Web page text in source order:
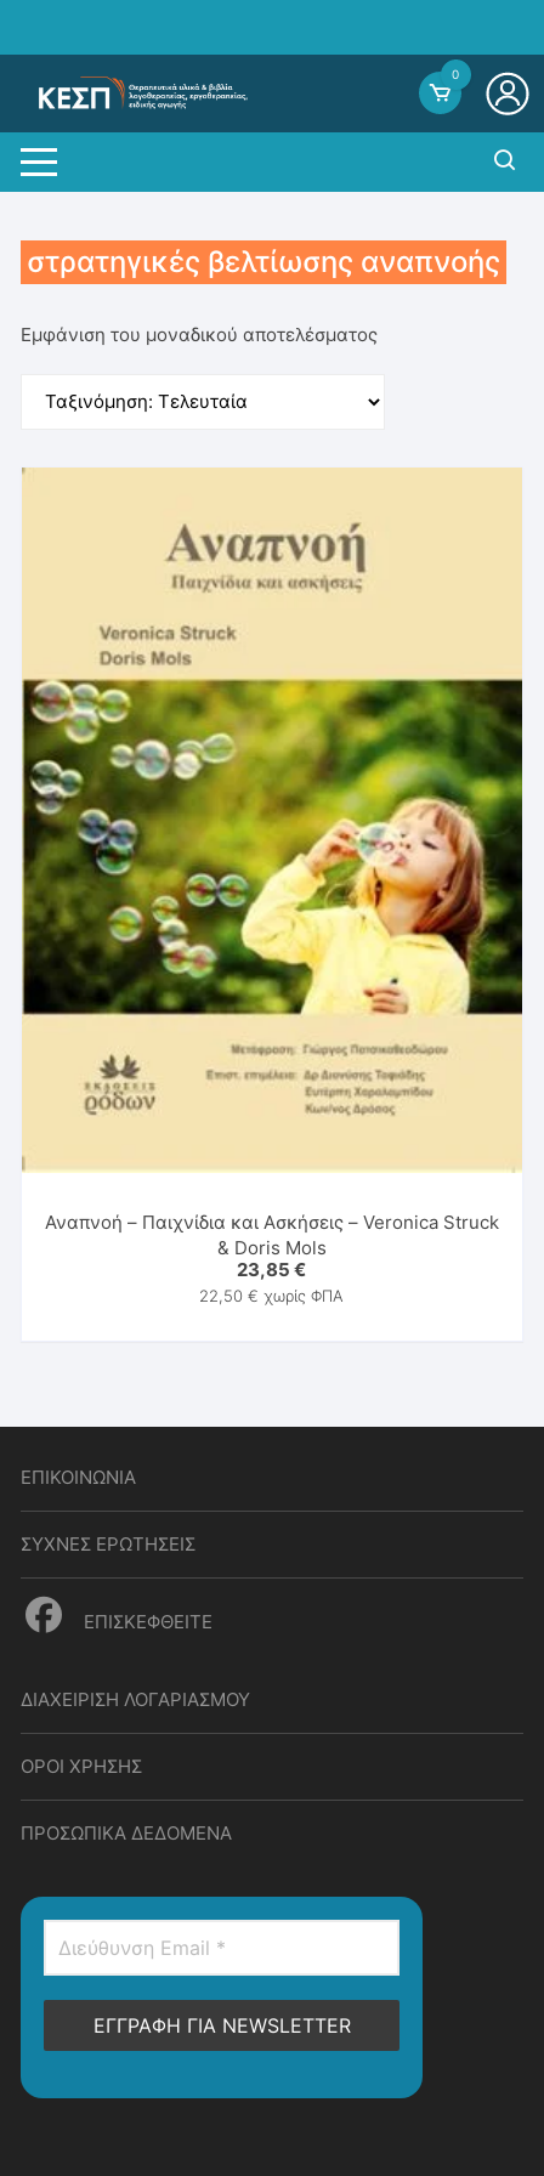
0
στρατηγικές βελτίωσης αναπνοής
Εμφάνιση του μοναδικού αποτελέσματος
Αναπνοή – Παιχνίδια και Ασκήσεις – Veronica Struck
& Doris Mols
23,85€
22,50€ χωρίς ΦΠΑ
ΕΠΙΚΟΙΝΩΝΙΑ
ΣΥΧΝΕΣ ΕΡΩΤΗΣΕΙΣ
ΕΠΙΣΚΕΦΘΕΙΤΕ
ΔΙΑΧΕΙΡΙΣΗ ΛΟΓΑΡΙΑΣΜΟΥ
ΟΡΟΙ ΧΡΗΣΗΣ
ΠΡΟΣΩΠΙΚΑ ΔΕΔΟΜΕΝΑ